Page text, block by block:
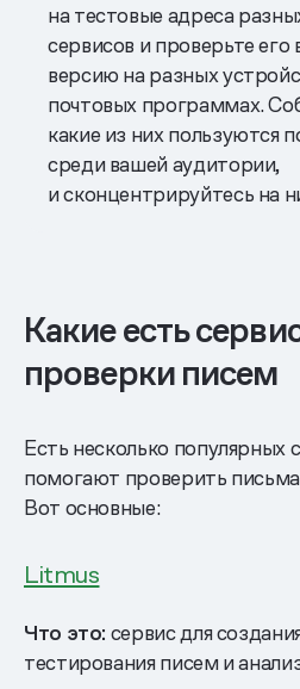
на тестовые адреса
сервисов и проверьте
версию на разных
почтовых программах.
какие из них пользуются
среди вашей аудитории,
и сконцентрируйтесь на
Какие есть
проверки писем
Есть несколько популярных
помогают проверить
Вот основные:
Litmus
Что это: сервис для
тестирования писем и